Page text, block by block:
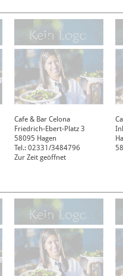
Cafe & Bar Celona
Friedrich-Ebert-Platz 3
58095 Hagen
Tel.: 02331/3484796
Zur Zeit geöffnet